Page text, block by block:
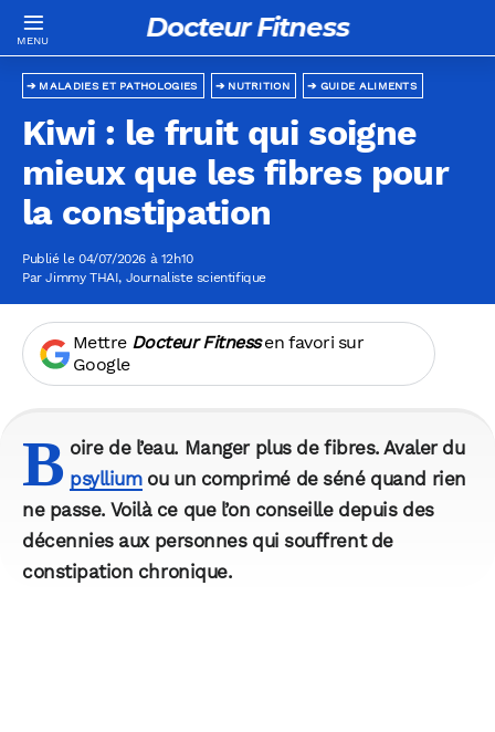
Docteur Fitness
GUIDE ALIMENTS
MALADIES ET PATHOLOGIES NUTRITION
Kiwi : le fruit qui soigne
mieux que les fibres pour
la constipation
Publié le 04/07/2026 à 12h10
ParJimmy THAI, Journaliste scientifique
Mettre Docteur Fitnessen favori sur
Google
B oire de l’eau. Manger plus de fibres. Avaler du
psylliumou un comprimé de séné quand rien
ne passe. Voilà ce que l’on conseille depuis des
décennies aux personnes qui souffrent de
constipation chronique.